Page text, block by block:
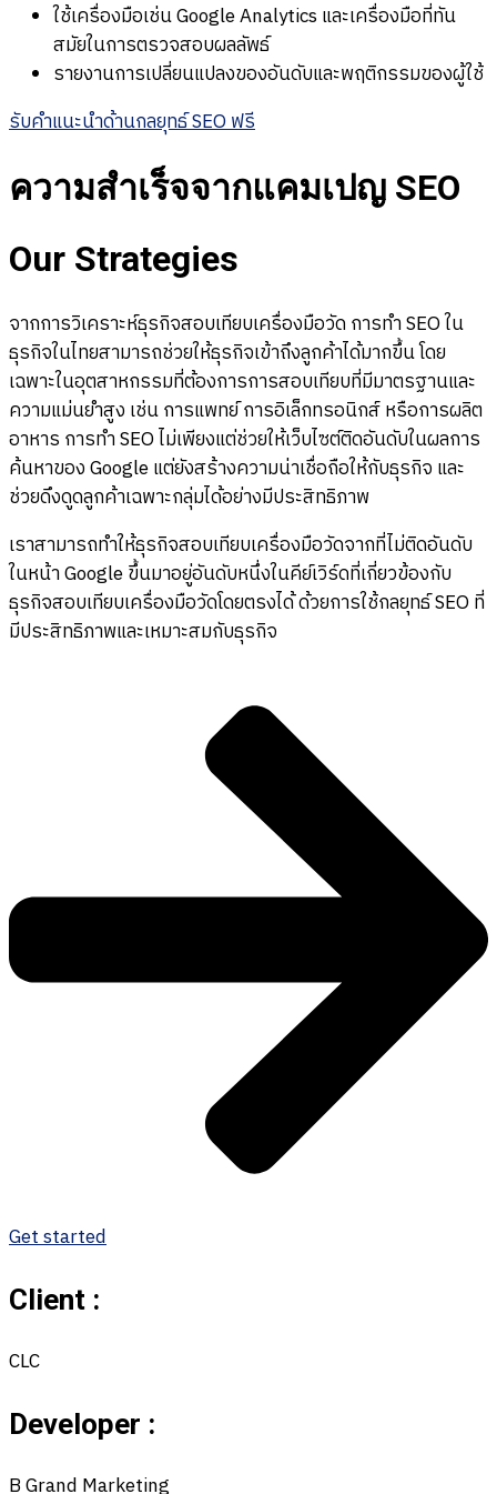
ใช้เครื่องมือเช่น Google Analytics และเครื่องมือที่ทัน
สมัยในการตรวจสอบผลลัพธ์
รายงานการเปลี่ยนแปลงของอันดับและพฤติกรรมของผู้ใช้
รับคำแนะนำด้านกลยุทธ์ SEO ฟรี
ความสำเร็จจากแคมเปญ SEO
Our Strategies
จากการวิเคราะห์ธุรกิจสอบเทียบเครื่องมือวัด การทำ SEO ใน
ธุรกิจในไทยสามารถช่วยให้ธุรกิจเข้าถึงลูกค้าได้มากขึ้น โดย
เฉพาะในอุตสาหกรรมที่ต้องการการสอบเทียบที่มีมาตรฐานและ
ความแม่นยำสูง เช่น การแพทย์ การอิเล็กทรอนิกส์ หรือการผลิต
อาหาร การทำ SEO ไม่เพียงแต่ช่วยให้เว็บไซต์ติดอันดับในผลการ
ค้นหาของ Google แต่ยังสร้างความน่าเชื่อถือให้กับธุรกิจ และ
ช่วยดึงดูดลูกค้าเฉพาะกลุ่มได้อย่างมีประสิทธิภาพ
เราสามารถทำให้ธุรกิจสอบเทียบเครื่องมือวัดจากที่ไม่ติดอันดับ
ในหน้า Google ขึ้นมาอยู่อันดับหนึ่งในคีย์เวิร์ดที่เกี่ยวข้องกับ
ธุรกิจสอบเทียบเครื่องมือวัดโดยตรงได้ ด้วยการใช้กลยุทธ์ SEO ที่
มีประสิทธิภาพและเหมาะสมกับธุรกิจ
Get started
Client :
CLC
Developer :
B Grand Marketing